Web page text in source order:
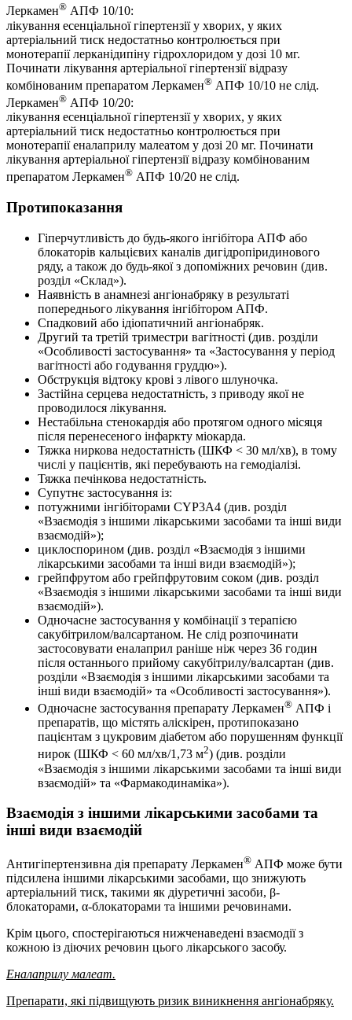
Леркамен® АПФ 10/10:
лікування есенціальної гіпертензії у хворих, у яких
артеріальний тиск недостатньо контролюється при
монотерапії лерканідипіну гідрохлоридом у дозі 10 мг.
Починати лікування артеріальної гіпертензії відразу
комбінованим препаратом Леркамен® АПФ 10/10 не слід.
Леркамен® АПФ 10/20:
лікування есенціальної гіпертензії у хворих, у яких
артеріальний тиск недостатньо контролюється при
монотерапії еналаприлу малеатом у дозі 20 мг. Починати
лікування артеріальної гіпертензії відразу комбінованим
препаратом Леркамен® АПФ 10/20 не слід.
Протипоказання
Гіперчутливість до будь-якого інгібітора АПФ або
блокаторів кальцієвих каналів дигідропіридинового
ряду, а також до будь-якої з допоміжних речовин (див.
розділ «Склад»).
Наявність в анамнезі ангіонабряку в результаті
попереднього лікування інгібітором АПФ.
Спадковий або ідіопатичний ангіонабряк.
Другий та третій триместри вагітності (див. розділи
«Особливості застосування» та «Застосування у період
вагітності або годування груддю»).
Обструкція відтоку крові з лівого шлуночка.
Застійна серцева недостатність, з приводу якої не
проводилося лікування.
Нестабільна стенокардія або протягом одного місяця
після перенесеного інфаркту міокарда.
Тяжка ниркова недостатність (ШКФ < 30 мл/хв), в тому
числі у пацієнтів, які перебувають на гемодіалізі.
Тяжка печінкова недостатність.
Супутнє застосування із:
потужними інгібіторами CYP3A4 (див. розділ
«Взаємодія з іншими лікарськими засобами та інші види
взаємодій»);
циклоспорином (див. розділ «Взаємодія з іншими
лікарськими засобами та інші види взаємодій»);
грейпфрутом або грейпфрутовим соком (див. розділ
«Взаємодія з іншими лікарськими засобами та інші види
взаємодій»).
Одночасне застосування у комбінації з терапією
сакубітрилом/валсартаном. Не слід розпочинати
застосовувати еналаприл раніше ніж через 36 годин
після останнього прийому сакубітрилу/валсартан (див.
розділи «Взаємодія з іншими лікарськими засобами та
інші види взаємодій» та «Особливості застосування»).
Одночасне застосування препарату Леркамен® АПФ і
препаратів, що містять аліскірен, протипоказано
пацієнтам з цукровим діабетом або порушенням функції
нирок (ШКФ < 60 мл/хв/1,73 м2) (див. розділи
«Взаємодія з іншими лікарськими засобами та інші види
взаємодій» та «Фармакодинаміка»).
Взаємодія з іншими лікарськими засобами та
інші види взаємодій
Антигіпертензивна дія препарату Леркамен® АПФ може бути
підсилена іншими лікарськими засобами, що знижують
артеріальний тиск, такими як діуретичні засоби, β-
блокаторами, α-блокаторами та іншими речовинами.
Крім цього, спостерігаються нижченаведені взаємодії з
кожною із діючих речовин цього лікарського засобу.
Еналаприлу малеат.
Препарати, які підвищують ризик виникнення ангіонабряку.